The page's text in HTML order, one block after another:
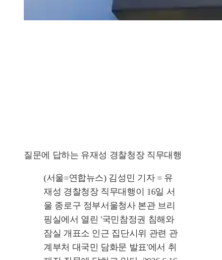
질문에 답하는 유재성 경찰청장 직무대행
(서울=연합뉴스) 김성민 기자 = 유
재성 경찰청장 직무대행이 16일 서
울 종로구 정부서울청사 본관 브리
핑실에서 열린 '국민참정권 침해와
잠실 개표소 인근 집단시위 관련 관
계부처 대국민 담화문 발표'에서 취